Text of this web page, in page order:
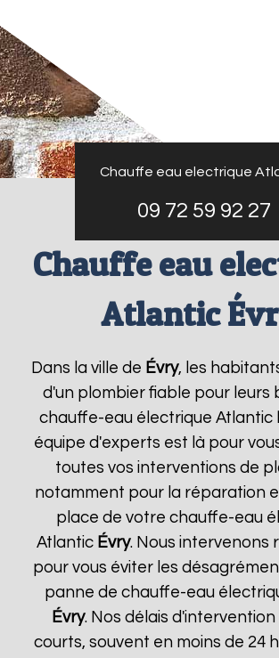
Chauffe eau electrique
09 72 59 92 27
Chauffe eau
Atlantic
Dans la ville de Évry, les
d'un plombier fiable pour leurs
chauffe-eau électrique Atlantic
équipe d'experts est là pour
toutes vos interventions de
notamment pour la réparation
place de votre chauffe-eau
Atlantic Évry. Nous intervenons
pour vous éviter les
panne de chauffe-eau
Évry. Nos délais
courts, souvent en moins de 24